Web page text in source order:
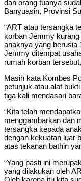
dan orang tuanya
Banyuasin, Provinsi
“ART atau tersangka
korban Jemmy
anaknya yang berusia
Jemmy ditempat
rumah korban
Masih kata Kombes
petunjuk atau alat
tiga kali mendasari
“Kita telah
menggambarkan dan
tersangka kepada
dengan kekuatan luar
atas tekanan bathin
“Yang pasti ini
yang dilakukan oleh